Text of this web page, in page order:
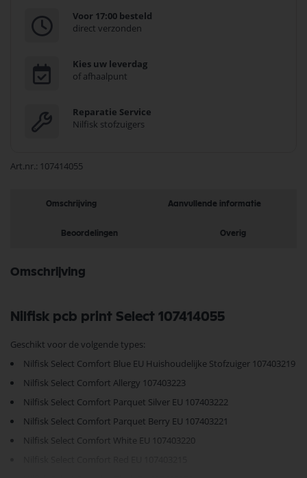
Voor 17:00 besteld
direct verzonden
Kies uw leverdag
of afhaalpunt
Reparatie Service
Nilfisk stofzuigers
Art.nr. 107414055
Omschrijving Aanvullende informatie
Beoordelingen Overig
Omschrijving
Nilfisk pcb print Select 107414055
Geschikt voor de volgende types:
Nilfisk Select Comfort Blue EU Huishoudelijke Stofzuiger 107403219
Nilfisk Select Comfort Allergy 107403223
Nilfisk Select Comfort Parquet Silver EU 107403222
Nilfisk Select Comfort Parquet Berry EU 107403221
Nilfisk Select Comfort White EU 107403220